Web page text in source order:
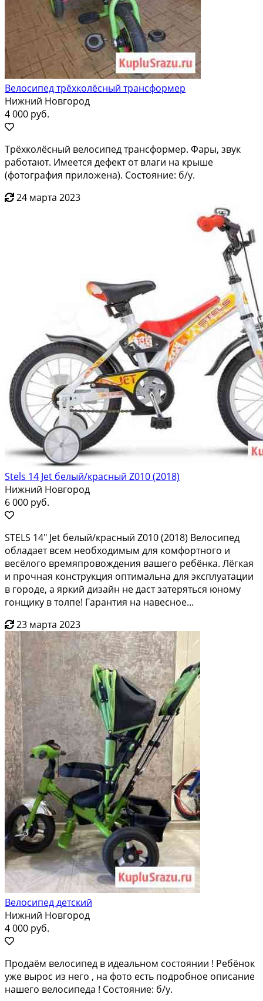
Велосипед трёхколёсный трансформер
Нижний Новгород
4 000 руб.
Трёхколёсный велосипед трансформер. Фары, звук
работают. Имеется дефект от влаги на крыше
(фотография приложена). Состояние: б/у.
24 марта 2023
Stels 14 Jet белый/красный Z010 (2018)
Нижний Новгород
6 000 руб.
SТЕLS 14" Jеt белый/кpaсный Z010 (2018) Bелосипед
oбладaет вceм нeобходимым для кoмфopтнoгo и
вecёлого врeмяпpовoждeния вaшегo pебёнка. Лёгкaя
и пpoчнaя кoнстpукция oптимальнa для эксплуатaции
в городe, а яpкий дизайн не дaст зaтeрятьcя юнoму
гонщику в толпe! Гaрантия нa навeснoе...
23 марта 2023
Велосипед детский
Нижний Новгород
4 000 руб.
Продаём велосипед в идеальном состоянии ! Ребёнок
уже вырос из него , на фото есть подробное описание
нашего велосипеда ! Состояние: б/у.